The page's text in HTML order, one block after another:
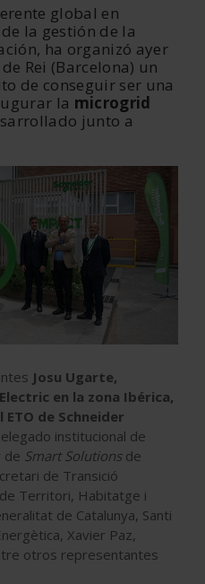
global en
la gestión de la
ha organizó ayer
Rei (Barcelona) un
de conseguir ser una
la microgrid
junto a
Josu Ugarte,
en la zona Ibérica,
ETO de Schneider
institucional de
de Smart Solutionsde
de Transició
Territori, Habitatge i
de Catalunya, Santi
Xavier Paz,
otros representantes